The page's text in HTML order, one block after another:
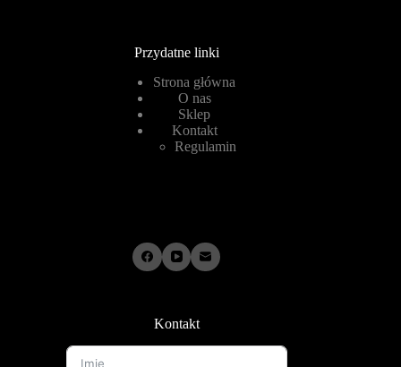
Przydatne linki
Strona główna
O nas
Sklep
Kontakt
Regulamin
Kontakt